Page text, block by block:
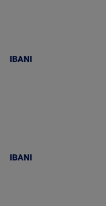
IBANI
IBANI